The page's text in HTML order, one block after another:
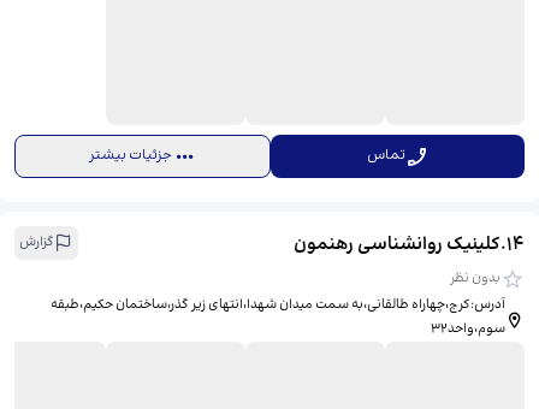
تماس جزئیات بیشتر
14
.کلینیک روانشناسی رهنمون
گزارش
بدون نظر
آدرس:کرج،چهاراه طالقانی،به سمت میدان شهدا،انتهای زیر گذر،ساختمان حکیم،طبقه
سوم،واحد32